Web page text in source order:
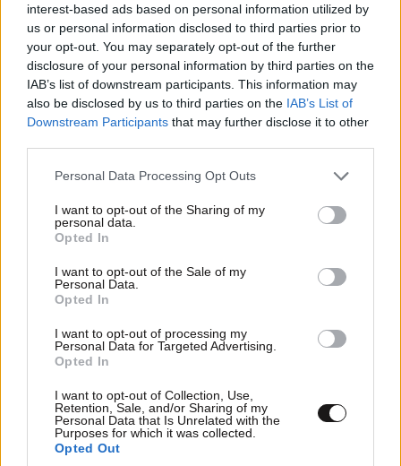
interest-based ads based on personal information utilized by
us or personal information disclosed to third parties prior to
your opt-out. You may separately opt-out of the further
disclosure of your personal information by third parties on the
IAB’s list of downstream participants. This information may
also be disclosed by us to third parties on the IAB’s List of
Downstream Participants that may further disclose it to other
Please note that this website/app uses one or more Google
not limited to your visit or usage behaviour. You may click to
grant or deny consent to Google and its third-party tags to
use your data for below specified purposes in below Google
consent section.
Personal Data Processing Opt Outs
I want to opt-out of the Sharing of my
personal data.
Opted In
I want to opt-out of the Sale of my
Personal Data.
Opted In
I want to opt-out of processing my
Personal Data for Targeted Advertising.
Opted In
I want to opt-out of Collection, Use,
Retention, Sale, and/or Sharing of my
Personal Data that Is Unrelated with the
Purposes for which it was collected.
Opted Out
MARKET NEWS
αποτοξίνωση & την ορμονική
θα σου πω ποιες εμπειρίες θα
σου έκανα δώρο!